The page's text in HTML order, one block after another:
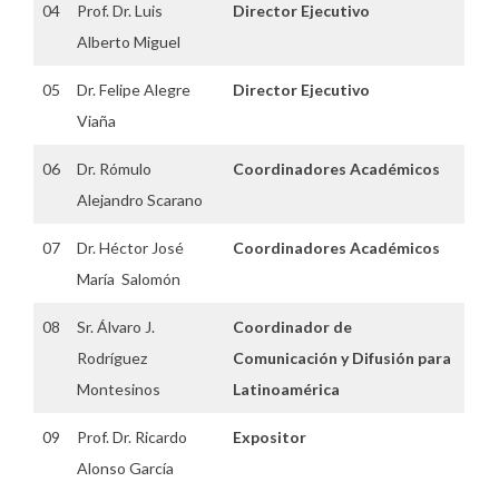
04
Prof. Dr. Luis
Alberto Miguel
Director Ejecutivo
05
Dr. Felipe Alegre
Viaña
Director Ejecutivo
06
Dr. Rómulo
Alejandro Scarano
Coordinadores Académicos
07
Dr. Héctor José
María Salomón
Coordinadores Académicos
08
Sr. Álvaro J.
Rodríguez
Montesinos
Coordinador de
Comunicación y Difusión para
Latinoamérica
09
Prof. Dr. Ricardo
Alonso García
Expositor